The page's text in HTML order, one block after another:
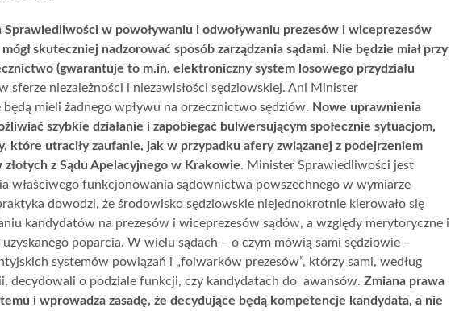
w powoływaniu i odwoływaniu prezesów i wiceprezesów
skuteczniej nadzorować sposób zarządzania sądami. Nie będzie miał przy
(gwarantuje to m.in. elektroniczny system losowego przydziału
sferze niezależności i niezawisłości sędziowskiej. Ani Minister
mieli żadnego wpływu na orzecznictwo sędziów. Nowe uprawnienia
szybkie działanie i zapobiegać bulwersującym społecznie sytuacjom,
które utraciły zaufanie, jak w przypadku afery związanej z podejrzeniem
z Sądu Apelacyjnego w Krakowie. Minister Sprawiedliwości jest
właściwego funkcjonowania sądownictwa powszechnego w wymiarze
dowodzi, że środowisko sędziowskie niejednokrotnie kierowało się
kandydatów na prezesów i wiceprezesów sądów, a względy merytoryczne i
uzyskanego poparcia. W wielu sądach – o czym mówią sami sędziowie –
systemów powiązań i „folwarków prezesów”, którzy sami, według
decydowali o podziale funkcji, czy kandydatach do awansów. Zmiana prawa
i wprowadza zasadę, że decydujące będą kompetencje kandydata, a nie